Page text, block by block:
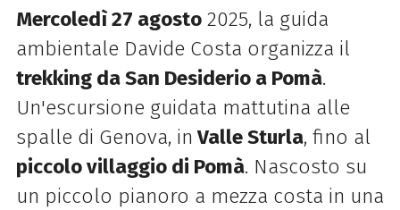
Mercoledì 27 agosto2025, la guida
ambientale Davide Costa organizza il
trekking da San Desiderio a Pomà.
Un'escursione guidata mattutina alle
spalle di Genova, in Valle Sturla, fino al
piccolo villaggio di Pomà. Nascosto su
un piccolo pianoro a mezza costa in una